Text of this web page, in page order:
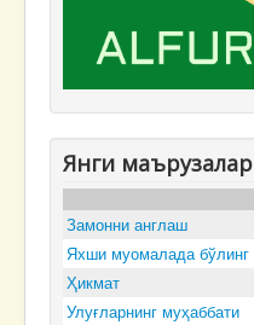
Янги маърузалар
Замонни англаш
Яхши муомалада бўлинг
Ҳикмат
Улуғларнинг муҳаббати